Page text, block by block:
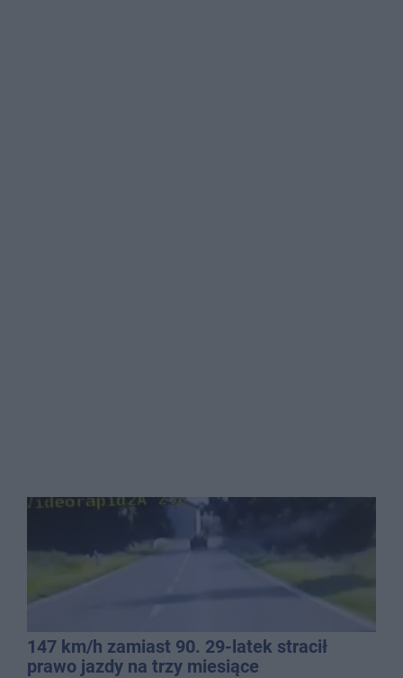
147 km/h zamiast 90. 29-latek stracił
prawo jazdy na trzy miesiące